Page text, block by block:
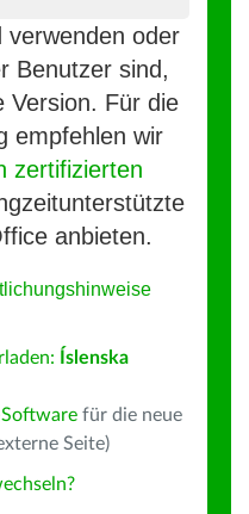
verwenden oder
Benutzer sind,
Version. Für die
empfehlen wir
zertifizierten
anbieten.
Íslenska
für die neue
Seite)